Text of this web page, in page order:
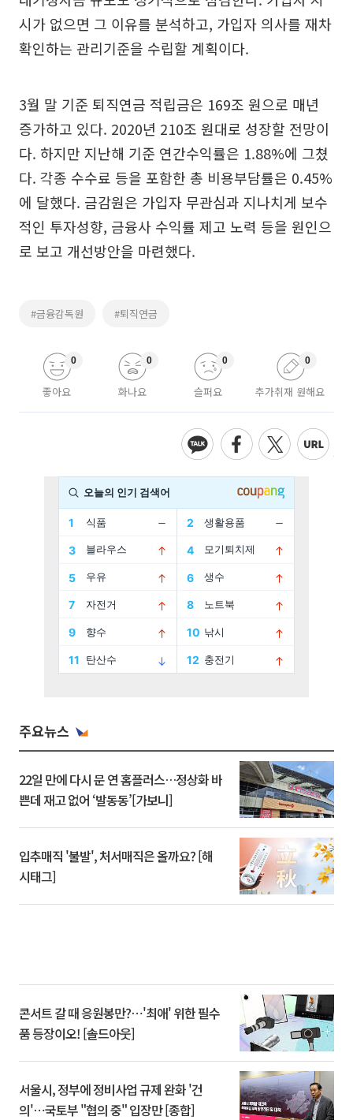
시가 없으면 그 이유를 분석하고, 가입자 의사를 재차
확인하는 관리기준을 수립할 계획이다.
3월 말 기준 퇴직연금 적립금은 169조 원으로 매년
증가하고 있다. 2020년 210조 원대로 성장할 전망이
다. 하지만 지난해 기준 연간수익률은 1.88%에 그쳤
다. 각종 수수료 등을 포함한 총 비용부담률은 0.45%
에 달했다. 금감원은 가입자 무관심과 지나치게 보수
적인 투자성향, 금융사 수익률 제고 노력 등을 원인으
로 보고 개선방안을 마련했다.
#금융감독원 #퇴직연금
좋아요
0
화나요
0
슬퍼요
0
추가취재 원해요
0
주요뉴스
22일 만에 다시 문 연 홈플러스…정상화 바
쁜데 재고 없어 ‘발동동’[가보니]
입추매직 '불발', 처서매직은 올까요? [해
시태그]
콘서트 갈 때 응원봉만?⋯'최애' 위한 필수
품 등장이오! [솔드아웃]
서울시, 정부에 정비사업 규제 완화 '건
의'⋯국토부 "협의 중" 입장만 [종합]